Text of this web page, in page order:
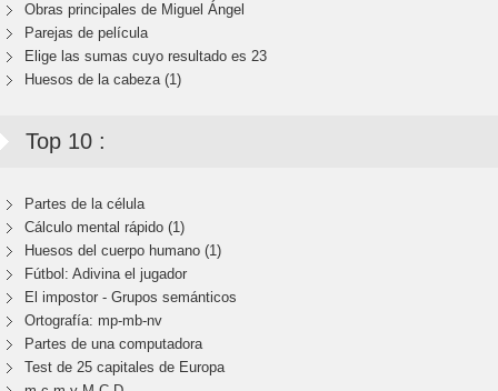
Obras principales de Miguel Ángel
Parejas de película
Elige las sumas cuyo resultado es 23
Huesos de la cabeza (1)
Top 10 :
Partes de la célula
Cálculo mental rápido (1)
Huesos del cuerpo humano (1)
Fútbol: Adivina el jugador
El impostor - Grupos semánticos
Ortografía: mp-mb-nv
Partes de una computadora
Test de 25 capitales de Europa